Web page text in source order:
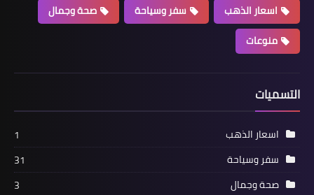
اسعار الذهب سفر وسياحة
صحة وجمال
منوعات
التسميات
اسعار الذهب
1
سفر وسياحة
31
صحة وجمال
3